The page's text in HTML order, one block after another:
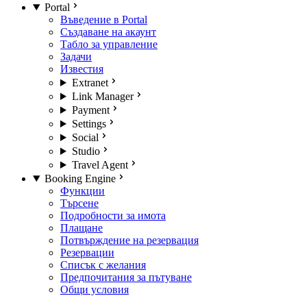
Portal
Въведение в Portal
Създаване на акаунт
Табло за управление
Задачи
Известия
Extranet
Link Manager
Payment
Settings
Social
Studio
Travel Agent
Booking Engine
Функции
Търсене
Подробности за имота
Плащане
Потвърждение на резервация
Резервации
Списък с желания
Предпочитания за пътуване
Общи условия